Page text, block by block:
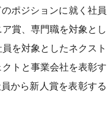
ポジションに就く社員
賞、専門職を対象とし
を対象としたネクスト
トと事業会社を表彰す
から新人賞を表彰する